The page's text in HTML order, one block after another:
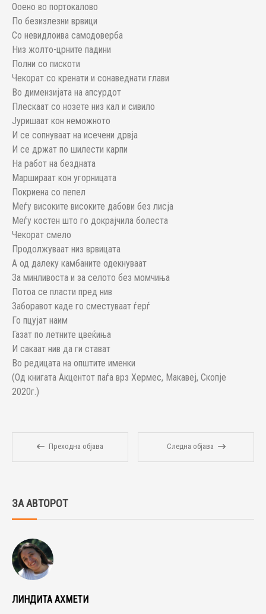
Ооено во портокалово
По безизлезни врвици
Со невидлоива самодоверба
Низ жолто-црните падини
Полни со пискоти
Чекорат со кренати и сонаведнати глави
Во димензијата на апсурдот
Плескаат со нозете низ кал и сивило
Јуришаат кон неможното
И се сопнуваат на исечени дрвја
И се држат по шилести карпи
На работ на бездната
Маршираат кон угорницата
Покриена со пепел
Меѓу високите високите дабови без лисја
Меѓу костен што го докрајчила болеста
Чекорат смело
Продолжуваат низ врвицата
А од далеку камбаните одекнуваат
За минливоста и за селото без момчиња
Потоа се пласти пред нив
Заборавот каде го сместуваат ѓерѓ
Го пцујат наим
Газат по летните цвеќиња
И сакаат нив да ги стават
Во редицата на општите именки
(Од книгата Акцентот паѓа врз Хермес, Макавеј, Скопје
2020г.)
Преходна објава Следна објава
ЗА АВТОРОТ
ЛИНДИТА АХМЕТИ